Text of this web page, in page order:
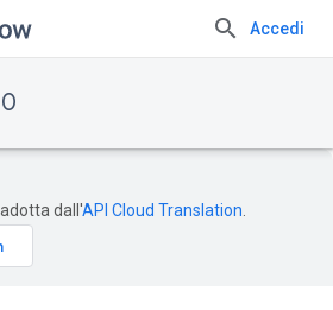
Accedi
dall'API Cloud Translation